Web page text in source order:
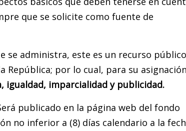
que se solicite como fuente de
se administra, este es un recurso
por lo cual, para su
igualdad, imparcialidad y publicidad.
publicado en la página web del fondo
no inferior a (8) días calendario a la